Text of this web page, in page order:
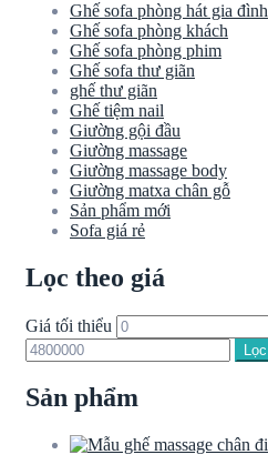
Ghế sofa phòng hát gia đình
Ghế sofa phòng khách
Ghế sofa phòng phim
Ghế sofa thư giãn
ghế thư giãn
Ghế tiệm nail
Giường gội đầu
Giường massage
Giường massage body
Giường matxa chân gỗ
Sản phẩm mới
Sofa giá rẻ
Lọc theo giá
Giá tối thiểu
Lọc
Sản phẩm